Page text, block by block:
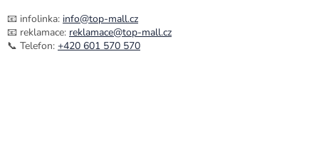
📧 infolinka: info@top-mall.cz
📧 reklamace: reklamace@top-mall.cz
📞 Telefon: +420 601 570 570